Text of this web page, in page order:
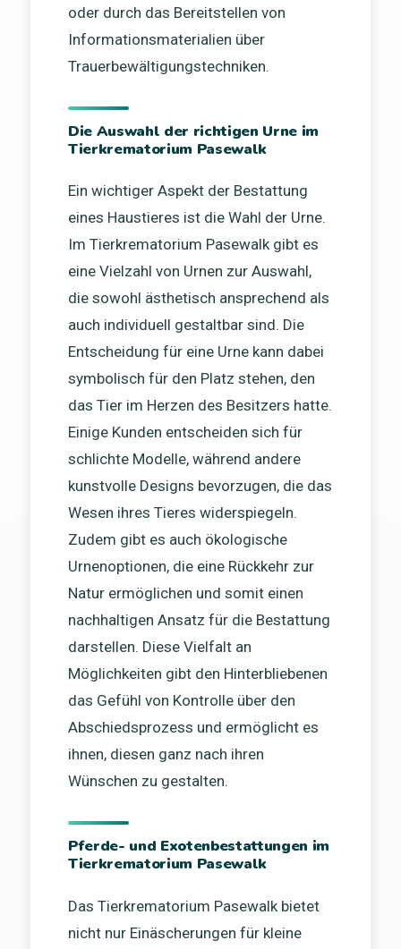
oder durch das Bereitstellen von
Informationsmaterialien über
Trauerbewältigungstechniken.
Die Auswahl der richtigen Urne im
Tierkrematorium Pasewalk
Ein wichtiger Aspekt der Bestattung
eines Haustieres ist die Wahl der Urne.
Im Tierkrematorium Pasewalk gibt es
eine Vielzahl von Urnen zur Auswahl,
die sowohl ästhetisch ansprechend als
auch individuell gestaltbar sind. Die
Entscheidung für eine Urne kann dabei
symbolisch für den Platz stehen, den
das Tier im Herzen des Besitzers hatte.
Einige Kunden entscheiden sich für
schlichte Modelle, während andere
kunstvolle Designs bevorzugen, die das
Wesen ihres Tieres widerspiegeln.
Zudem gibt es auch ökologische
Urnenoptionen, die eine Rückkehr zur
Natur ermöglichen und somit einen
nachhaltigen Ansatz für die Bestattung
darstellen. Diese Vielfalt an
Möglichkeiten gibt den Hinterbliebenen
das Gefühl von Kontrolle über den
Abschiedsprozess und ermöglicht es
ihnen, diesen ganz nach ihren
Wünschen zu gestalten.
Pferde- und Exotenbestattungen im
Tierkrematorium Pasewalk
Das Tierkrematorium Pasewalk bietet
nicht nur Einäscherungen für kleine